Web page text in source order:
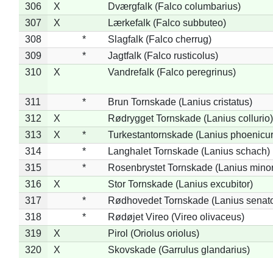
306
X
Dværgfalk (Falco columbarius)
307
X
Lærkefalk (Falco subbuteo)
308
*
Slagfalk (Falco cherrug)
309
*
Jagtfalk (Falco rusticolus)
310
X Vandrefalk (Falco peregrinus)
311 *
Brun Tornskade (Lanius cristatus)
312
X
Rødrygget Tornskade (Lanius collurio)
313
X *
Turkestantornskade (Lanius
314
*
Langhalet Tornskade (Lanius schach)
315
*
Rosenbrystet Tornskade (Lanius
316
X
Stor Tornskade (Lanius excubitor)
317
*
Rødhovedet Tornskade (Lanius
318
*
Rødøjet Vireo (Vireo olivaceus)
319
X
Pirol (Oriolus oriolus)
320
X Skovskade (Garrulus glandarius)